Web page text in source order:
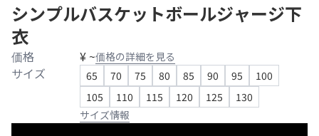
シンプルバスケットボールジャージ下
衣
価格 ¥ ~価格の詳細を見る
サイズ 65 70 75 80 85 90 95
100
105
110 115 120 125
130
サイズ情報